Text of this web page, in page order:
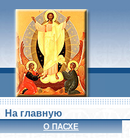
На главную
О ПАСХЕ